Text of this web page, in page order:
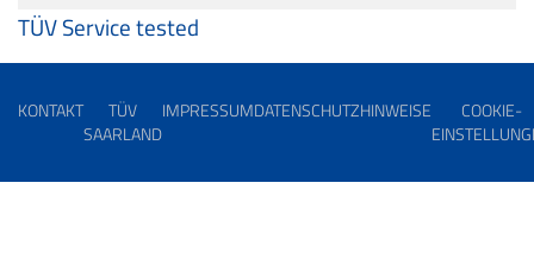
TÜV Service tested
KONTAKT
TÜV
SAARLAND
IMPRESSUMDATENSCHUTZHINWEISE
COOKIE-